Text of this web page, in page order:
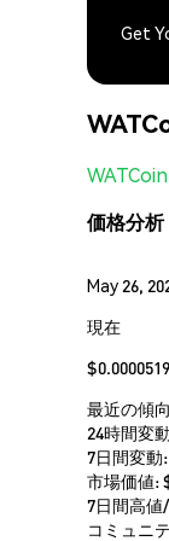
Get
価格分析
May 26,
現在
最近の傾向
24時間変
7日間変動:
市場価値:
7日間高値
コミュニ